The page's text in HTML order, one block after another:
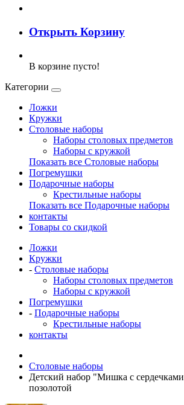
Открыть Корзину
В корзине пусто!
Категории
Ложки
Кружки
Столовые наборы
Наборы столовых предметов
Наборы с кружкой
Показать все Столовые наборы
Погремушки
Подарочные наборы
Крестильные наборы
Показать все Подарочные наборы
контакты
Товары со скидкой
Ложки
Кружки
- Столовые наборы
Наборы столовых предметов
Наборы с кружкой
Погремушки
- Подарочные наборы
Крестильные наборы
контакты
Столовые наборы
Детский набор "Мишка с
позолотой